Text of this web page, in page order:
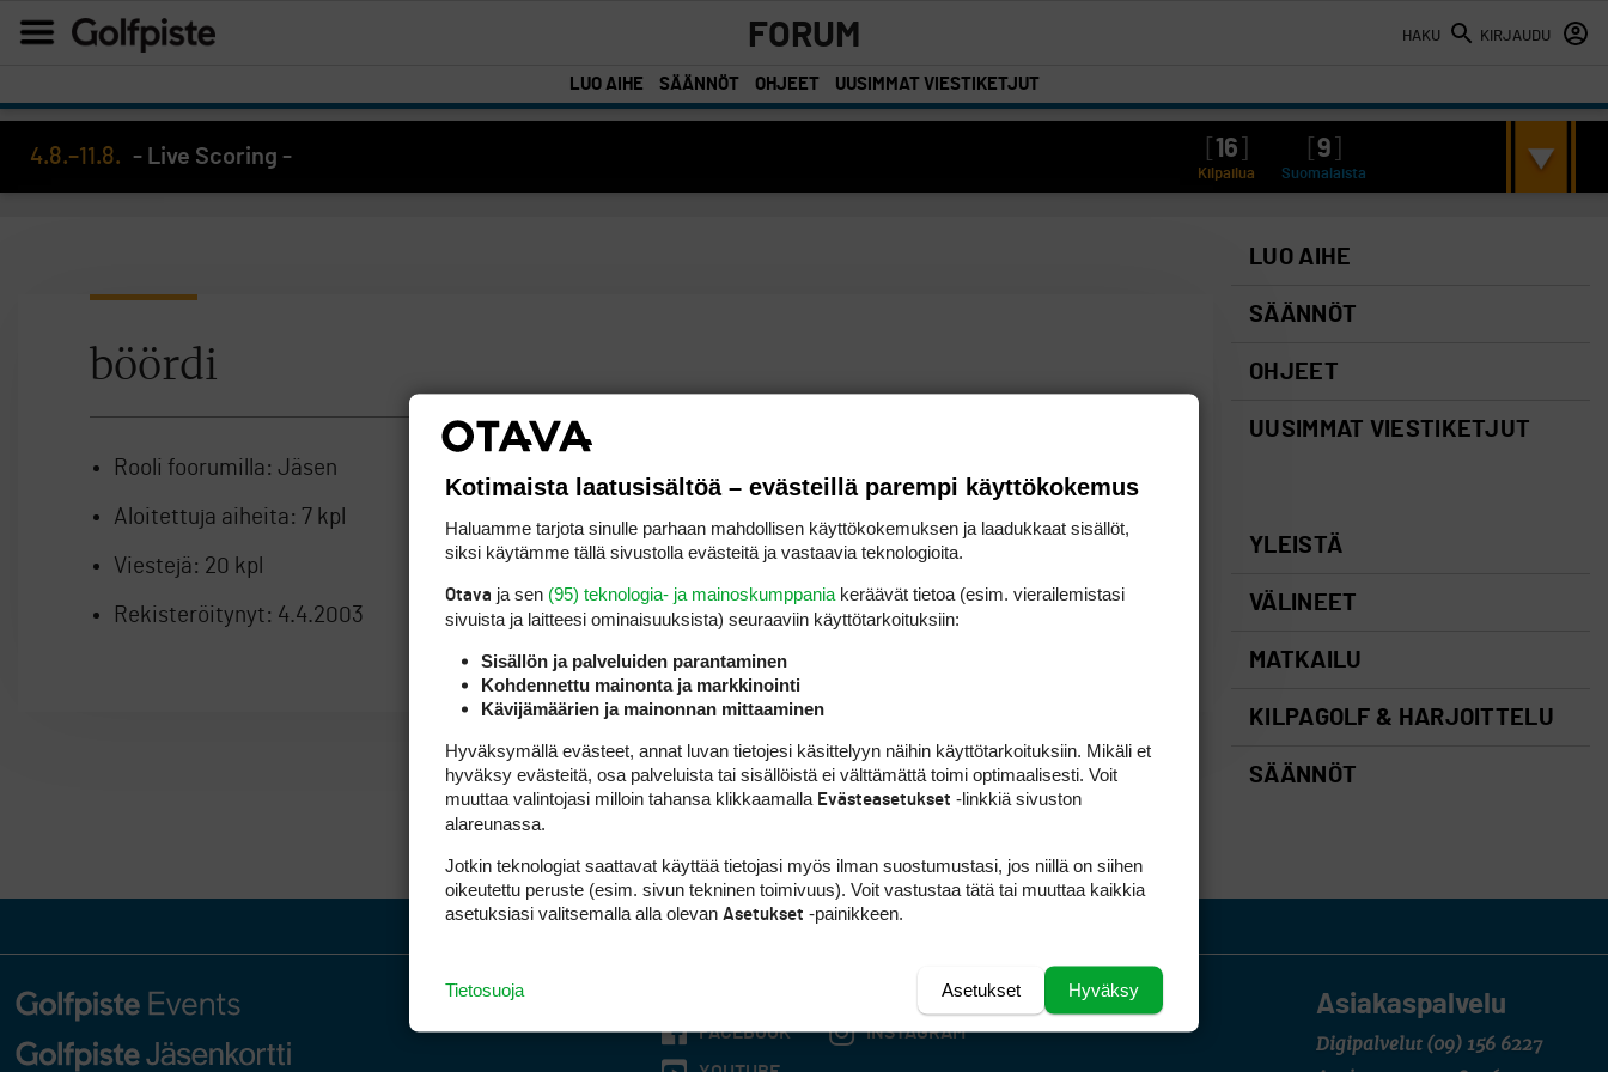
HAKU KIRJAUDU
FORUM
LUO AIHE SÄÄNNÖT OHJEET UUSIMMAT VIESTIKETJUT
4.8.–11.8. - Live Scoring - 16 9
Kilpailua Suomalaista
böördi
Rooli foorumilla: Jäsen
Aloitettuja aiheita: 7 kpl
Viestejä: 20 kpl
Rekisteröitynyt: 4.4.2003
LUO AIHE
SÄÄNNÖT
OHJEET
UUSIMMAT VIESTIKETJUT
YLEISTÄ
VÄLINEET
MATKAILU
KILPAGOLF & HARJOITTELU
SÄÄNNÖT
Asiakaspalvelu
Digipalvelut (09) 156 6227
FACEBOOK INSTAGRAM
Kotimaista laatusisältöä – evästeillä parempi käyttökokemus
Haluamme tarjota sinulle parhaan mahdollisen käyttökokemuksen ja laadukkaat sisällöt,
siksi käytämme tällä sivustolla evästeitä ja vastaavia teknologioita.
Otava ja sen (95) teknologia- ja mainoskumppania keräävät tietoa (esim. vierailemis­tasi
sivuista ja laitteesi ominaisuuk­sista) seuraaviin käyttötarkoituksiin:
Sisällön ja palveluiden parantaminen
Kohdennettu mainonta ja markkinointi
Kävijämäärien ja mainonnan mittaaminen
Hyväksymällä evästeet, annat luvan tietojesi käsittelyyn näihin käyttötarkoituksiin. Mikäli et
hyväksy evästeitä, osa palveluista tai sisällöistä ei välttämättä toimi optimaalisesti. Voit
muuttaa valintojasi milloin tahansa klikkaamalla Evästeasetukset -linkkiä sivuston
alareunassa.
Jotkin teknologiat saattavat käyttää tietojasi myös ilman suostumustasi, jos niillä on siihen
oikeutettu peruste (esim. sivun tekninen toimivuus). Voit vastustaa tätä tai muuttaa kaikkia
asetuksiasi valitsemalla alla olevan Asetukset -painikkeen.
Hyväksy
Asetukset
Tietosuoja